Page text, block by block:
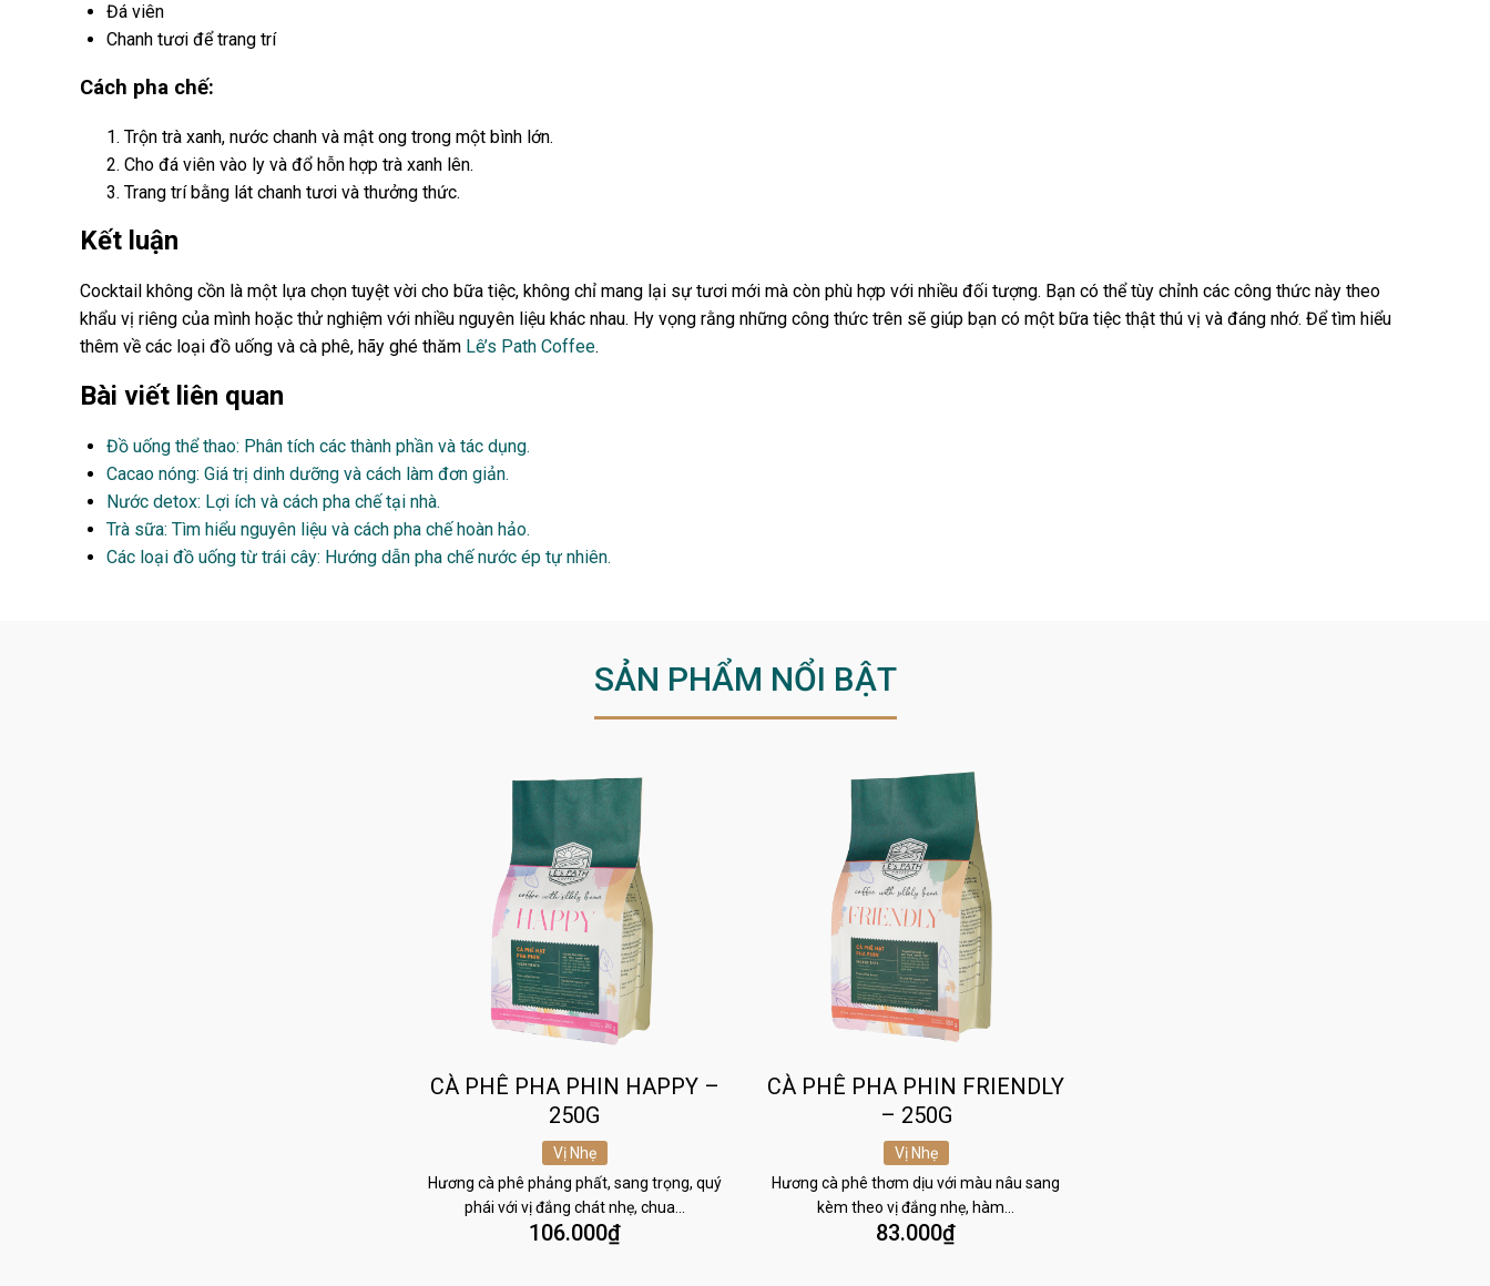
Đá viên
Chanh tươi để trang trí
Cách pha chế:
Trộn trà xanh, nước chanh và mật ong trong một bình lớn.
Cho đá viên vào ly và đổ hỗn hợp trà xanh lên.
Trang trí bằng lát chanh tươi và thưởng thức.
Kết luận
Cocktail không cồn là một lựa chọn tuyệt vời cho bữa tiệc, không chỉ mang lại sự tươi mới mà còn phù hợp với nhiều đối tượng. Bạn có thể tùy chỉnh các công thức này theo
khẩu vị riêng của mình hoặc thử nghiệm với nhiều nguyên liệu khác nhau. Hy vọng rằng những công thức trên sẽ giúp bạn có một bữa tiệc thật thú vị và đáng nhớ. Để tìm hiểu
thêm về các loại đồ uống và cà phê, hãy ghé thăm Lê’s Path Coffee.
Bài viết liên quan
Đồ uống thể thao: Phân tích các thành phần và tác dụng.
Cacao nóng: Giá trị dinh dưỡng và cách làm đơn giản.
Nước detox: Lợi ích và cách pha chế tại nhà.
Trà sữa: Tìm hiểu nguyên liệu và cách pha chế hoàn hảo.
Các loại đồ uống từ trái cây: Hướng dẫn pha chế nước ép tự nhiên.
SẢN PHẨM NỔI BẬT
CÀ PHÊ PHA PHIN HAPPY –
250G
Vị Nhẹ
Hương cà phê phảng phất, sang trọng, quý
phái với vị đắng chát nhẹ, chua…
106.000₫
CÀ PHÊ PHA PHIN FRIENDLY
– 250G
Vị Nhẹ
Hương cà phê thơm dịu với màu nâu sang
kèm theo vị đắng nhẹ, hàm…
83.000₫